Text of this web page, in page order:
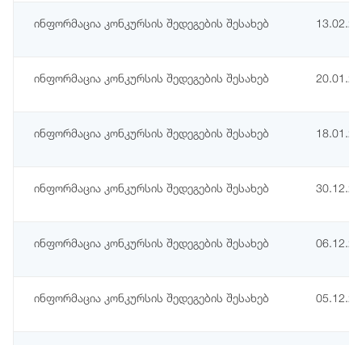
ინფორმაცია კონკურსის შედეგების შესახებ
ინფორმაცია კონკურსის შედეგების შესახებ
ინფორმაცია კონკურსის შედეგების შესახებ
ინფორმაცია კონკურსის შედეგების შესახებ
ინფორმაცია კონკურსის შედეგების შესახებ
ინფორმაცია კონკურსის შედეგების შესახებ